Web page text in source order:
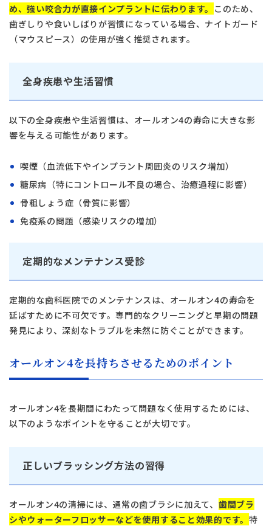
め、強い咬合力が直接インプラントに伝わります。 このため、
歯ぎしりや食いしばりが習慣になっている場合、ナイトガード
（マウスピース）の使用が強く推奨されます。
全身疾患や生活習慣
以下の全身疾患や生活習慣は、オールオン4の寿命に大きな影
響を与える可能性があります。
喫煙（血流低下やインプラント周囲炎のリスク増加）
糖尿病（特にコントロール不良の場合、治癒過程に影響）
骨粗しょう症（骨質に影響）
免疫系の問題（感染リスクの増加）
定期的なメンテナンス受診
定期的な歯科医院でのメンテナンスは、オールオン4の寿命を
延ばすために不可欠です。専門的なクリーニングと早期の問題
発見により、深刻なトラブルを未然に防ぐことができます。
オールオン4を長持ちさせるためのポイント
オールオン4を長期間にわたって問題なく使用するためには、
以下のようなポイントを守ることが大切です。
正しいブラッシング方法の習得
オールオン4の清掃には、通常の歯ブラシに加えて、 歯間ブラ
シやウォーターフロッサーなどを使用すること効果的です。 特